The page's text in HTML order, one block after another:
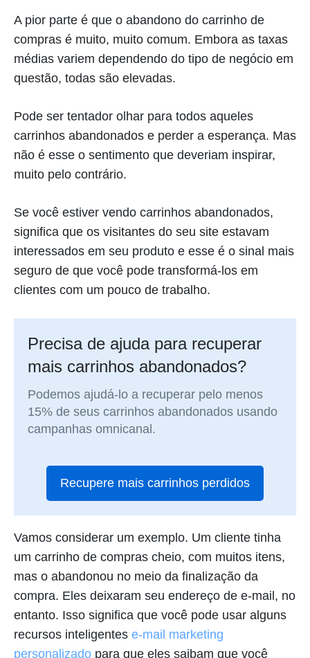
A pior parte é que o abandono do carrinho de
compras é muito, muito comum. Embora as taxas
médias variem dependendo do tipo de negócio em
questão, todas são elevadas.
Pode ser tentador olhar para todos aqueles
carrinhos abandonados e perder a esperança. Mas
não é esse o sentimento que deveriam inspirar,
muito pelo contrário.
Se você estiver vendo carrinhos abandonados,
significa que os visitantes do seu site estavam
interessados em seu produto e esse é o sinal mais
seguro de que você pode transformá-los em
clientes com um pouco de trabalho.
Precisa de ajuda para recuperar
mais carrinhos abandonados?
Podemos ajudá-lo a recuperar pelo menos
15% de seus carrinhos abandonados usando
campanhas omnicanal.
Recupere mais carrinhos perdidos
Vamos considerar um exemplo. Um cliente tinha
um carrinho de compras cheio, com muitos itens,
mas o abandonou no meio da finalização da
compra. Eles deixaram seu endereço de e-mail, no
entanto. Isso significa que você pode usar alguns
recursos inteligentes e-mail marketing
personalizado para que eles saibam que você